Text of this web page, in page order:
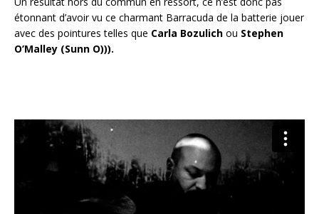
étonnant d’avoir vu ce charmant Barracuda de la batterie jouer
avec des pointures telles que Carla Bozulich ou Stephen
O’Malley (Sunn O))).